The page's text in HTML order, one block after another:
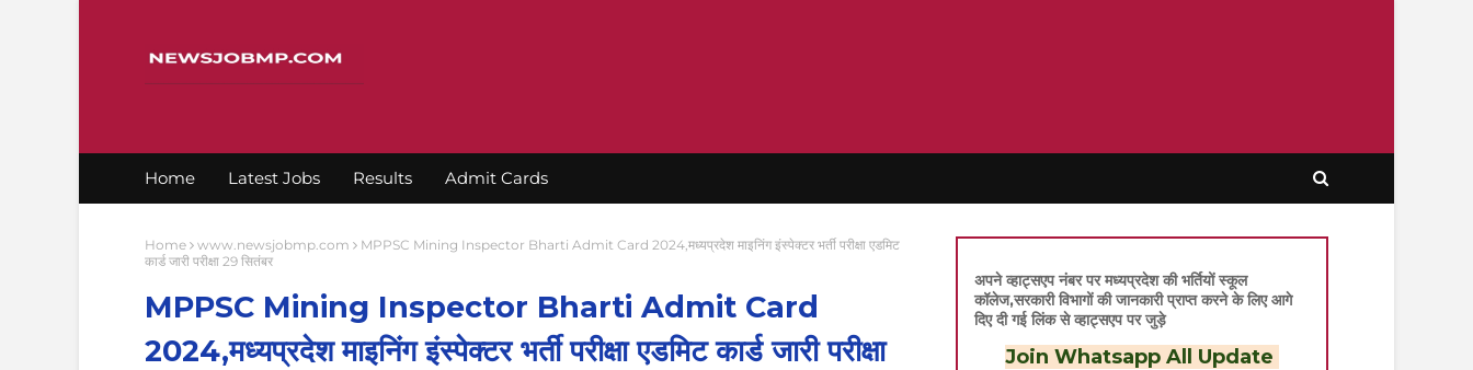
Home Latest Jobs Results Admit Cards
Home www.newsjobmp.com
MPPSC Mining Inspector Bharti Admit Card 2024,मध्यप्रदेश माइनिंग इंस्पेक्टर भर्ती परीक्षा एडमिट
कार्ड जारी परीक्षा 29 सितंबर
MPPSC Mining Inspector Bharti Admit Card
2024,मध्यप्रदेश माइनिंग इंस्पेक्टर भर्ती परीक्षा एडमिट कार्ड जारी परीक्षा
अपने व्हाट्सएप नंबर पर मध्यप्रदेश की भर्तियों स्कूल
कॉलेज,सरकारी विभागों की जानकारी प्राप्त करने के लिए आगे
दिए दी गई लिंक से व्हाट्सएप पर जुड़े
Join Whatsapp All Update